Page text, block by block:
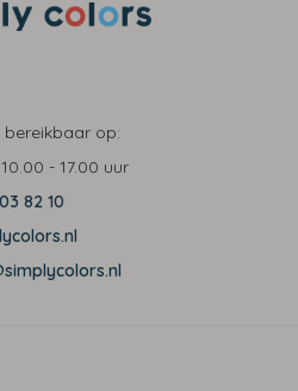
bereikbaar op:
10.00 - 17.00 uur
82 10